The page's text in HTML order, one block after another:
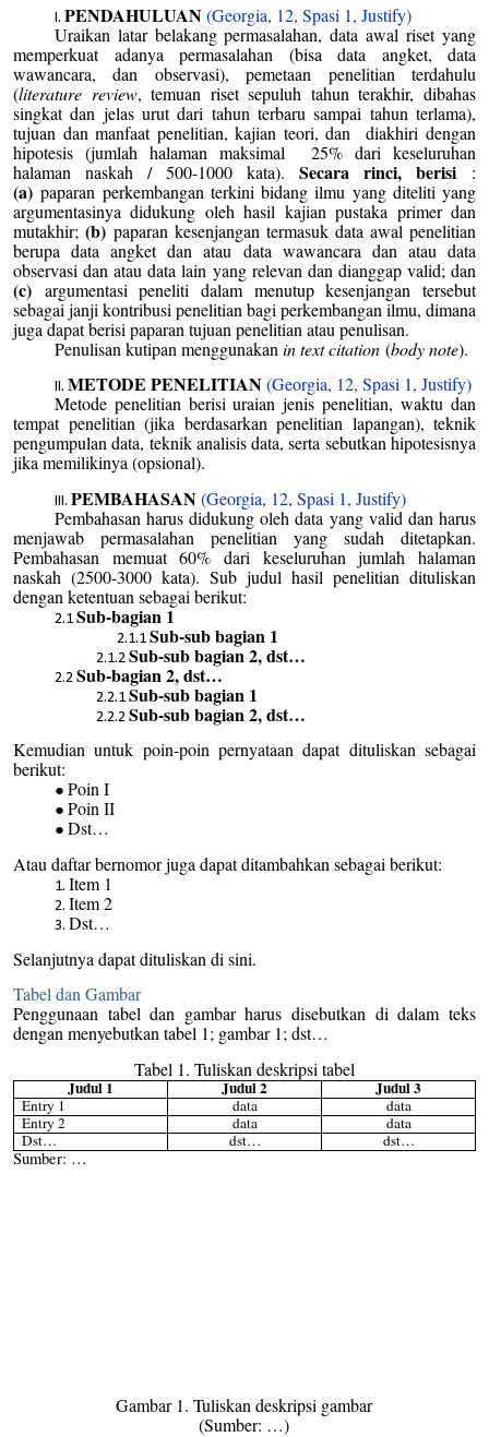
PENDAHULUAN(Georgia, 12, Spasi 1, Justify)
Uraikan latar belakang permasalahan, data awal riset yang
memperkuat adanya permasalahan (bisa data angket, data
wawancara, dan observasi), pemetaan penelitian terdahulu
(literature review, temuan riset sepuluh tahun terakhir, dibahas
singkat dan jelas urut dari tahun terbaru sampai tahun terlama),
tujuan dan manfaat penelitian, kajian teori, dan diakhiri dengan
hipotesis (jumlah halaman maksimal 25% dari keseluruhan
halaman naskah / 500-1000 kata). Secara rinci, berisi :
(a) paparan perkembangan terkini bidang ilmu yang diteliti yang
argumentasinya didukung oleh hasil kajian pustaka primer dan
mutakhir; (b)paparan kesenjangan termasuk data awal penelitian
berupa data angket dan atau data wawancara dan atau data
observasi dan atau data lain yang relevan dan dianggap valid; dan
(c) argumentasi peneliti dalam menutup kesenjangan tersebut
sebagai janji kontribusi penelitian bagi perkembangan ilmu, dimana
juga dapat berisi paparan tujuan penelitian atau penulisan.
Penulisan kutipan menggunakan in text citation(body note).
METODE PENELITIAN(Georgia, 12, Spasi 1, Justify)
Metode penelitian berisi uraian jenis penelitian, waktu dan
tempat penelitian (jika berdasarkan penelitian lapangan), teknik
pengumpulan data, teknik analisis data, serta sebutkan hipotesisnya
jika memilikinya (opsional).
PEMBAHASAN(Georgia, 12, Spasi 1, Justify)
Pembahasan harus didukung oleh data yang valid dan harus
menjawab permasalahan penelitian yang sudah ditetapkan.
Pembahasan memuat 60% dari keseluruhan jumlah halaman
naskah (2500-3000 kata). Sub judul hasil penelitian dituliskan
dengan ketentuan sebagai berikut:
Sub-bagian 1
Sub-sub bagian 1
Sub-sub bagian 2, dst…
Sub-bagian 2, dst…
Sub-sub bagian 1
Sub-sub bagian 2, dst…
Kemudian untuk poin-poin pernyataan dapat dituliskan sebagai
berikut:
Poin I
Poin II
Dst…
Atau daftar bernomor juga dapat ditambahkan sebagai berikut:
Item 1
Item 2
Dst…
Selanjutnya dapat dituliskan di sini.
Tabel dan Gambar
Penggunaan tabel dan gambar harus disebutkan di dalam teks
dengan menyebutkan tabel 1; gambar 1; dst…
Tabel 1. Tuliskan deskripsi tabel
Judul 1 Judul 2 Judul 3
Entry 1 data
data
Entry 2
data
data
Dst…
dst… dst…
Sumber: …
Gambar 1. Tuliskan deskripsi gambar
(Sumber: …)